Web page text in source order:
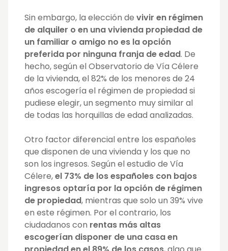
Sin embargo, la elección de vivir en régimen
de alquiler o en una vivienda propiedad de
un familiar o amigo no es la opción
preferida por ninguna franja de edad. De
hecho, según el Observatorio de Vía Célere
de la vivienda, el 82% de los menores de 24
años escogería el régimen de propiedad si
pudiese elegir, un segmento muy similar al
de todas las horquillas de edad analizadas.
Otro factor diferencial entre los españoles
que disponen de una vivienda y los que no
son los ingresos. Según el estudio de Vía
Célere,el 73% de los españoles con bajos
ingresos optaría por la opción de régimen
de propiedad, mientras que solo un 39% vive
en este régimen. Por el contrario, los
ciudadanos con rentas más altas
escogerían disponer de una casa en